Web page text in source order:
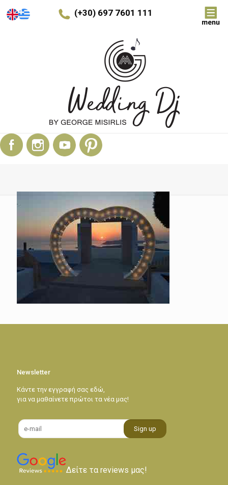
(+30) 697 7601 111
Newsletter
Κάντε την εγγραφή σας εδώ,
για να μαθαίνετε πρώτοι τα νέα μας!
Δείτε τα reviews μας!